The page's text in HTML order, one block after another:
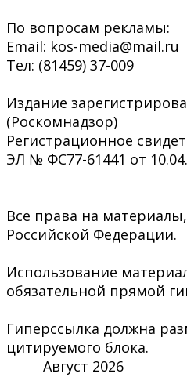
По вопросам рекламы:
Email: kos-media@mail.ru
Тел: (81459) 37-009
Издание
(Роскомнадзор)
Регистрационное
ЭЛ № ФС77-61441 от
Все права на
Российской Федерации.
Использование
обязательной прямой
Гиперссылка должна
цитируемого блока.
Август 2026